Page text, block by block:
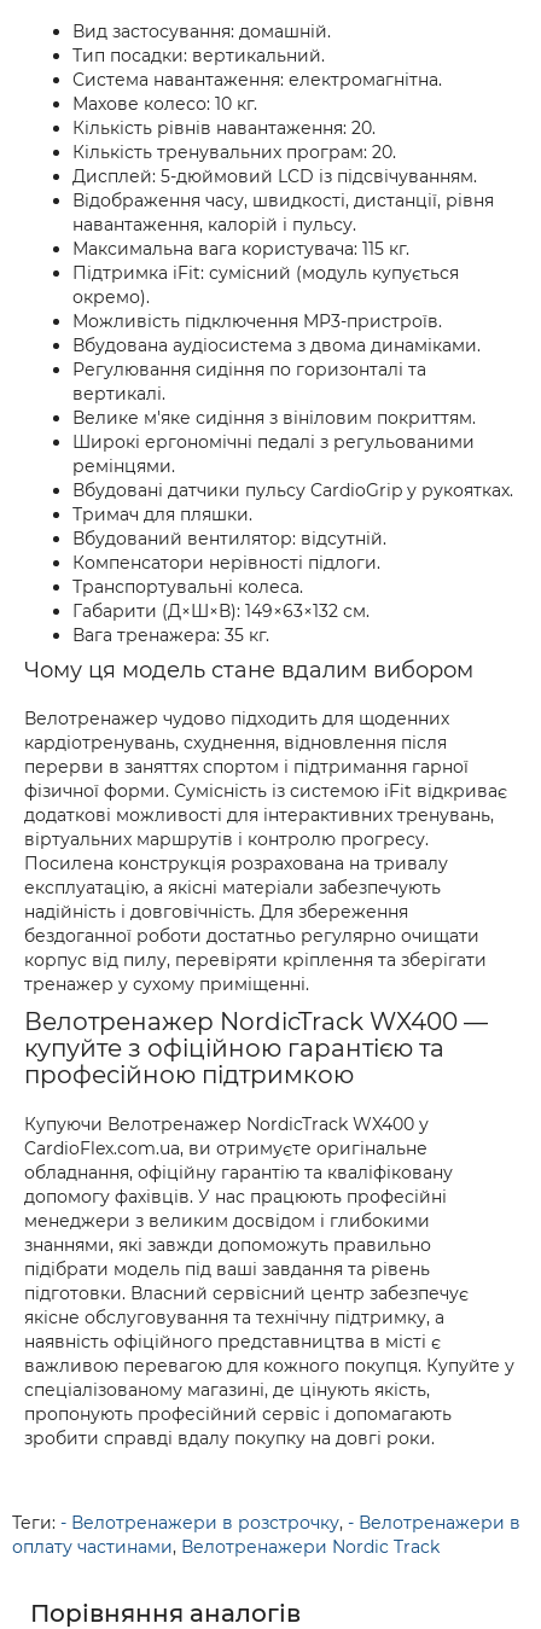
Вид застосування: домашній.
Тип посадки: вертикальний.
Система навантаження: електромагнітна.
Махове колесо: 10 кг.
Кількість рівнів навантаження: 20.
Кількість тренувальних програм: 20.
Дисплей: 5-дюймовий LCD із підсвічуванням.
Відображення часу, швидкості, дистанції, рівня
навантаження, калорій і пульсу.
Максимальна вага користувача: 115 кг.
Підтримка iFit: сумісний (модуль купується
окремо).
Можливість підключення MP3-пристроїв.
Вбудована аудіосистема з двома динаміками.
Регулювання сидіння по горизонталі та
вертикалі.
Велике м'яке сидіння з вініловим покриттям.
Широкі ергономічні педалі з регульованими
ремінцями.
Вбудовані датчики пульсу CardioGrip у рукоятках.
Тримач для пляшки.
Вбудований вентилятор: відсутній.
Компенсатори нерівності підлоги.
Транспортувальні колеса.
Габарити (Д×Ш×В): 149×63×132 см.
Вага тренажера: 35 кг.
Чому ця модель стане вдалим вибором
Велотренажер чудово підходить для щоденних
кардіотренувань, схуднення, відновлення після
перерви в заняттях спортом і підтримання гарної
фізичної форми. Сумісність із системою iFit відкриває
додаткові можливості для інтерактивних тренувань,
віртуальних маршрутів і контролю прогресу.
Посилена конструкція розрахована на тривалу
експлуатацію, а якісні матеріали забезпечують
надійність і довговічність. Для збереження
бездоганної роботи достатньо регулярно очищати
корпус від пилу, перевіряти кріплення та зберігати
тренажер у сухому приміщенні.
Велотренажер NordicTrack WX400 —
купуйте з офіційною гарантією та
професійною підтримкою
Купуючи Велотренажер NordicTrack WX400 у
CardioFlex.com.ua, ви отримуєте оригінальне
обладнання, офіційну гарантію та кваліфіковану
допомогу фахівців. У нас працюють професійні
менеджери з великим досвідом і глибокими
знаннями, які завжди допоможуть правильно
підібрати модель під ваші завдання та рівень
підготовки. Власний сервісний центр забезпечує
якісне обслуговування та технічну підтримку, а
наявність офіційного представництва в місті є
важливою перевагою для кожного покупця. Купуйте у
спеціалізованому магазині, де цінують якість,
пропонують професійний сервіс і допомагають
зробити справді вдалу покупку на довгі роки.
Теги: - Велотренажери в розстрочку, - Велотренажери в
оплату частинами, Велотренажери Nordic Track
Порівняння аналогів